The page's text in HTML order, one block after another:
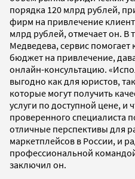
порядка 120 млрд рублей,
фирм на привлечение
млрд рублей, отмечает он. В
Медведева, сервис
бюджет на привлечение,
онлайн-консультацию.
выгодно как для юристов,
которые могут получить
услуги по доступной цене, и
проверенного специалиста
отличные перспективы для
маркетплейсов в России, и
профессиональной
заключил он.